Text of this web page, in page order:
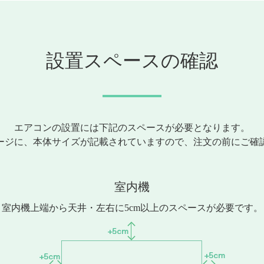
設置スペースの確認
エアコンの設置には下記のスペースが必要となります。
ジに、本体サイズが記載されていますので、注文の前にご確
室内機
室内機上端から天井・左右に5cm以上のスペースが必要です。